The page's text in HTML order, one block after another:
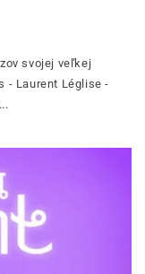
svojej veľkej
- Laurent Léglise -